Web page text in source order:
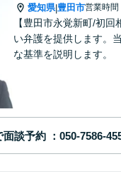
愛知県|豊田市営業時間
【豊田市永覚新町/初
い弁護を提供します。
な基準を説明します。
面談予約